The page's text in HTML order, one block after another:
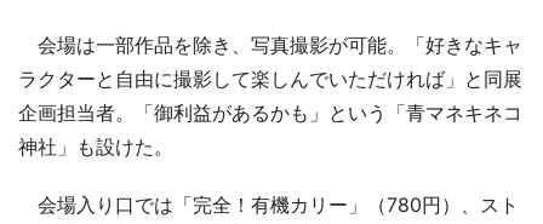
会場は一部作品を除き、写真撮影が可能。「好きなキャ
ラクターと自由に撮影して楽しんでいただければ」と同展
企画担当者。「御利益があるかも」という「青マネキネコ
神社」も設けた。
会場入り口では「完全！有機カリー」（780円）、スト